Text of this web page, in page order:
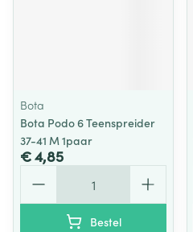
Bota
Bota Podo 6 Teenspreider
37-41 M 1paar
€ 4,85
Bestel